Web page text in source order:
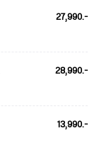
27,990.-
28,990.-
13,990.-